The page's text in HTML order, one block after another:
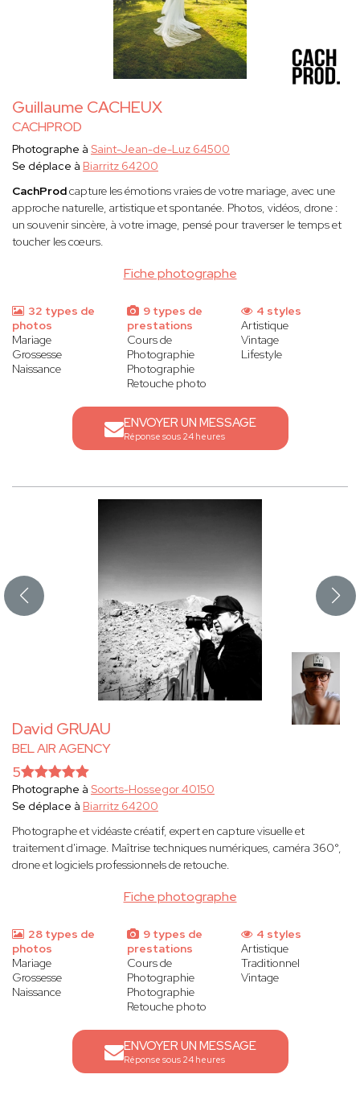
Guillaume CACHEUX
CACHPROD
Fiche photographe
Photographe à Saint-Jean-de-Luz 64500
Se déplace à Biarritz 64200
CachProdcapture les émotions vraies de votre mariage, avec une
approche naturelle, artistique et spontanée. Photos, vidéos, drone :
un souvenir sincère, à votre image, pensé pour traverser le temps et
toucher les cœurs.
32 types de
photos
Mariage
Grossesse
Naissance
9 types de
prestations
Cours de
Photographie
Photographie
Retouche photo
4 styles
Artistique
Vintage
Lifestyle
ENVOYER UN MESSAGE
Réponse sous 24 heures
David GRUAU
BEL AIR AGENCY
Fiche photographe
5
Photographe à Soorts-Hossegor 40150
Se déplace à Biarritz 64200
Photographe et vidéaste créatif, expert en capture visuelle et
traitement d'image. Maîtrise techniques numériques, caméra 360°,
drone et logiciels professionnels de retouche.
28 types de
photos
Mariage
Grossesse
Naissance
9 types de
prestations
Cours de
Photographie
Photographie
Retouche photo
4 styles
Artistique
Traditionnel
Vintage
ENVOYER UN MESSAGE
Réponse sous 24 heures